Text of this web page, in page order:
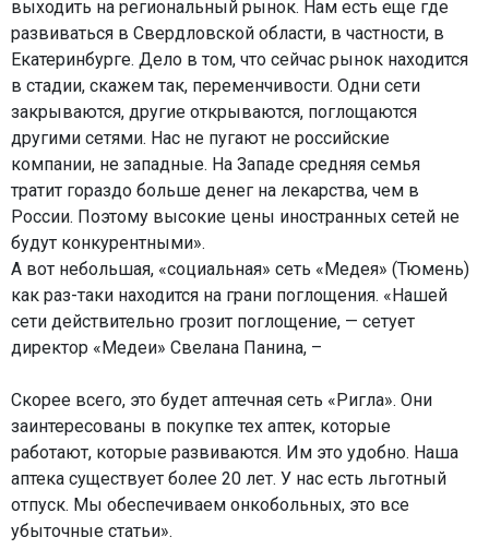
выходить на региональный рынок. Нам есть еще где
развиваться в Свердловской области, в частности, в
Екатеринбурге. Дело в том, что сейчас рынок находится
в стадии, скажем так, переменчивости. Одни сети
закрываются, другие открываются, поглощаются
другими сетями. Нас не пугают не российские
компании, не западные. На Западе средняя семья
тратит гораздо больше денег на лекарства, чем в
России. Поэтому высокие цены иностранных сетей не
будут конкурентными».
А вот небольшая, «социальная» сеть «Медея» (Тюмень)
как раз-таки находится на грани поглощения. «Нашей
сети действительно грозит поглощение, — сетует
директор «Медеи» Свелана Панина, –
Скорее всего, это будет аптечная сеть «Ригла». Они
заинтересованы в покупке тех аптек, которые
работают, которые развиваются. Им это удобно. Наша
аптека существует более 20 лет. У нас есть льготный
отпуск. Мы обеспечиваем онкобольных, это все
убыточные статьи».